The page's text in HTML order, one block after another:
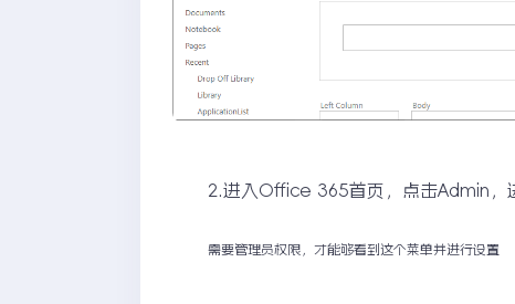
2.进入Office 365首页，点击Admin，进
需要管理员权限，才能够看到这个菜单并进行设置